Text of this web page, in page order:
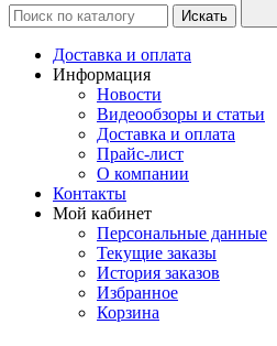
Доставка и оплата
Информация
Новости
Видеообзоры и статьи
Доставка и оплата
Прайс-лист
О компании
Контакты
Мой кабинет
Персональные данные
Текущие заказы
История заказов
Избранное
Корзина